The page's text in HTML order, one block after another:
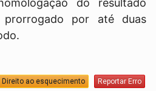
do resultado
por até duas
Direito ao esquecimento Reportar Erro